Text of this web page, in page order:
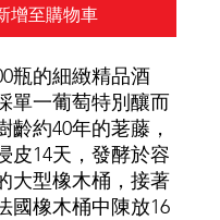
增至購物車
瓶的細緻精品酒
單一葡萄特別釀而
齡約40年的荖藤，
皮14天，發酵於容
大型橡木桶，接著
國橡木桶中陳放16